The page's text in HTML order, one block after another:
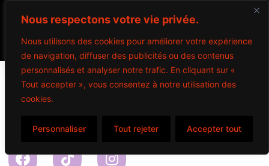
Nous respectons votre vie privée.
Nous utilisons des cookies pour améliorer votre expérience
de navigation, diffuser des publicités ou des contenus
personnalisés et analyser notre trafic. En cliquant sur «
Tout accepter », vous consentez à notre utilisation des
cookies.
Personnaliser Tout rejeter Accepter tout
Hot Shot
5.00
Propulsé par Miitems